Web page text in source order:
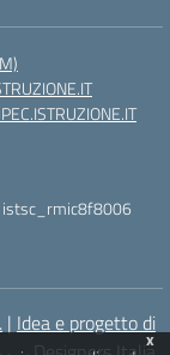
istsc_rmic8f8006
| Idea e progetto di
x